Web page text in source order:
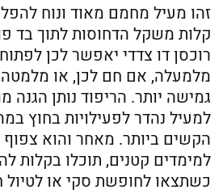
זהו מעיל מחמם מאוד ונוח
קלות משקל הדחוסות לתוך בד
רוכסן דו צדדי יאפשר לכן
מלמעלה, אם חם לכן, או
גמישה יותר. הריפוד נותן הגנה
למעיל נהדר לפעילויות בחוץ
הקשים ביותר. מאחר והוא
למימדים קטנים, תוכלו בקלות
כשתצאו לחופשת סקי או לטיול